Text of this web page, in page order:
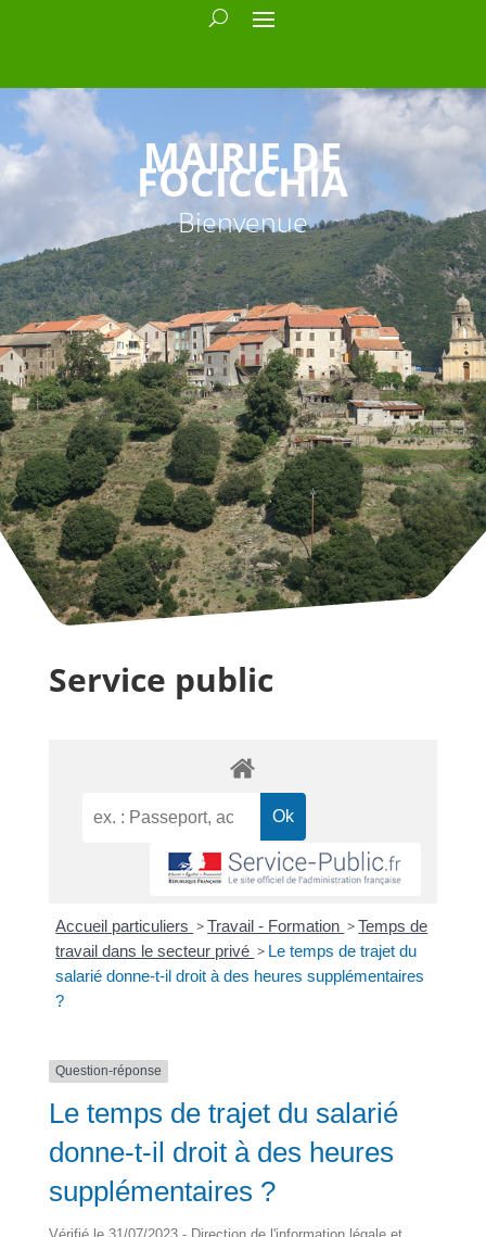
MAIRIE DE
FOCICCHIA
Bienvenue
Service public
Accueil particuliers >Travail - Formation >Temps de
travail dans le secteur privé > Le temps de trajet du
salarié donne-t-il droit à des heures supplémentaires
?
Question-réponse
Le temps de trajet du salarié
donne-t-il droit à des heures
supplémentaires ?
Vérifié le 31/07/2023 - Direction de l'information légale et